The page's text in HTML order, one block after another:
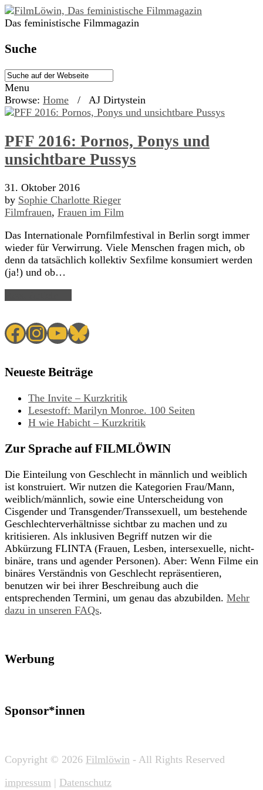
Das feministische Filmmagazin
Suche
Menu
Browse: Home / AJ Dirtystein
PFF 2016: Pornos, Ponys und
unsichtbare Pussys
31. Oktober 2016
by Sophie Charlotte Rieger
Filmfrauen, Frauen im Film
Das Internationale Pornfilmfestival in Berlin sorgt immer
wieder für Verwirrung. Viele Menschen fragen mich, ob
denn da tatsächlich kollektiv Sexfilme konsumiert werden
(ja!) und ob…
Facebook
Instagram
YouTube
Bluesky
Neueste Beiträge
The Invite – Kurzkritik
Lesestoff: Marilyn Monroe. 100 Seiten
H wie Habicht – Kurzkritik
Zur Sprache auf FILMLÖWIN
Die Einteilung von Geschlecht in männlich und weiblich
ist konstruiert. Wir nutzen die Kategorien Frau/Mann,
weiblich/männlich, sowie eine Unterscheidung von
Cisgender und Transgender/Transsexuell, um bestehende
Geschlechterverhältnisse sichtbar zu machen und zu
kritisieren. Als inklusiven Begriff nutzen wir die
Abkürzung FLINTA (Frauen, Lesben, intersexuelle, nicht-
binäre, trans und agender Personen). Aber: Wenn Filme ein
binäres Verständnis von Geschlecht repräsentieren,
benutzen wir bei ihrer Beschreibung auch die
entsprechenden Termini, um genau das abzubilden. Mehr
dazu in unseren FAQs.
Werbung
Sponsor*innen
Copyright © 2026 Filmlöwin - All Rights Reserved
impressum | Datenschutz